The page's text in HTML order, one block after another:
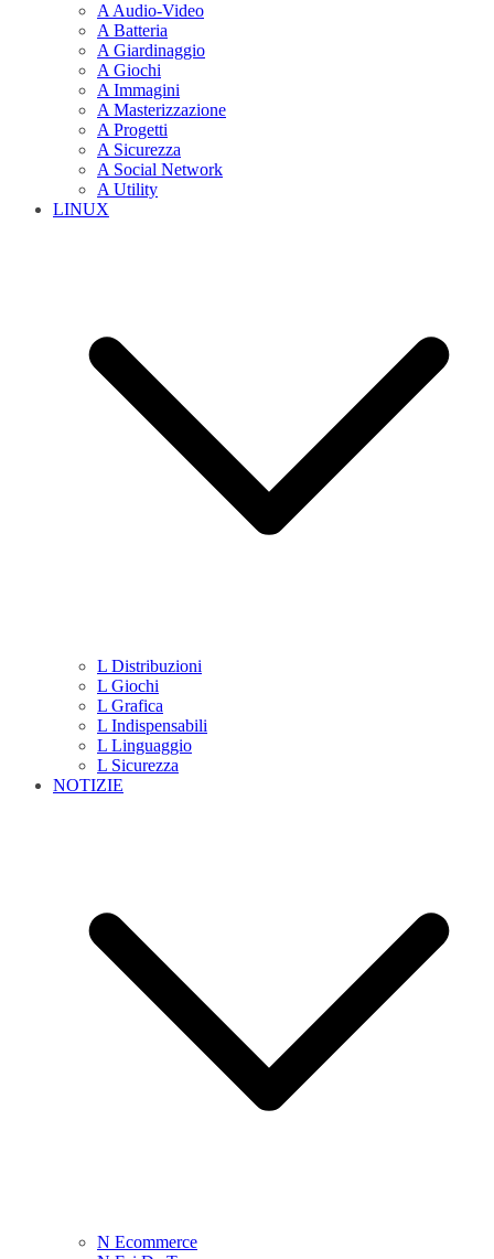
A Audio-Video
A Batteria
A Giardinaggio
A Giochi
A Immagini
A Masterizzazione
A Progetti
A Sicurezza
A Social Network
A Utility
LINUX
L Distribuzioni
L Giochi
L Grafica
L Indispensabili
L Linguaggio
L Sicurezza
NOTIZIE
N Ecommerce